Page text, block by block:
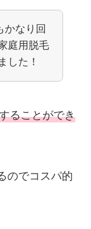
かなり回
庭用脱毛
した！
ることができ
のでコスパ的